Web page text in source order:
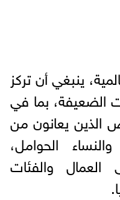
ينبغي أن تركز
الضعيفة، بما في
الذين يعانون من
الحوامل،
العمال والفئات